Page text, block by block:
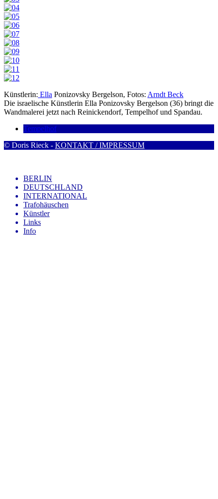
Künstlerin: Ella Ponizovsky Bergelson, Fotos: Arndt Beck
Die israelische Künstlerin Ella Ponizovsky Bergelson (36) bringt die
Wandmalerei jetzt nach Reinickendorf, Tempelhof und Spandau.
Tempelhof
© Doris Rieck - KONTAKT / IMPRESSUM
BERLIN
DEUTSCHLAND
INTERNATIONAL
Trafohäuschen
Künstler
Links
Info